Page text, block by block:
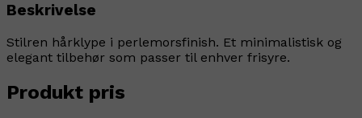
Beskrivelse
Stilren hårklype i perlemorsfinish. Et minimalistisk og
elegant tilbehør som passer til enhver frisyre.
Produkt pris